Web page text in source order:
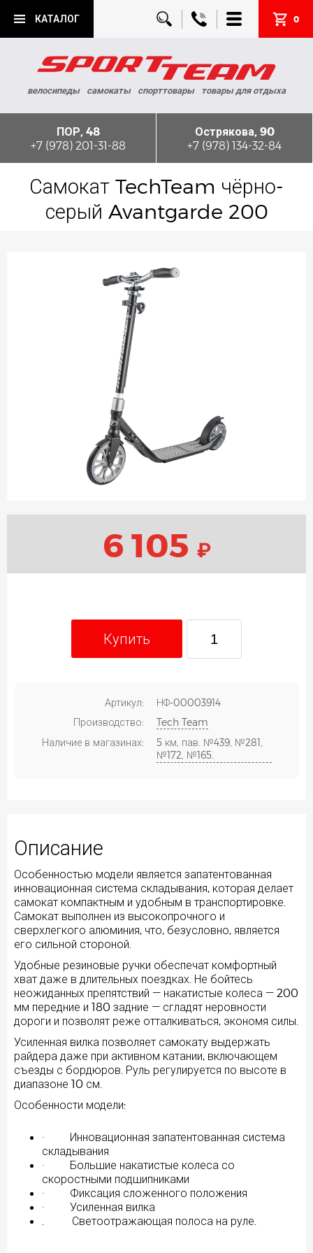
КАТАЛОГ 0
велосипеды самокаты спорттовары товары для отдыха
ПОР, 48
+7 (978) 201-31-88
Острякова, 90
+7 (978) 134-32-84
Самокат TechTeam чёрно-
серый Avantgarde 200
6 105 ₽
Купить
Артикул:
НФ-00003914
Производство:
Tech Team
Наличие в магазинах:
5 км, пав. №439, №281,
№172, №165.
Описание
Особенностью модели является запатентованная
инновационная система складывания, которая делает
самокат компактным и удобным в транспортировке.
Самокат выполнен из высокопрочного и
сверхлегкого алюминия, что, безусловно, является
его сильной стороной.
Удобные резиновые ручки обеспечат комфортный
хват даже в длительных поездках. Не бойтесь
неожиданных препятствий — накатистые колеса — 200
мм передние и 180 задние — сгладят неровности
дороги и позволят реже отталкиваться, экономя силы.
Усиленная вилка позволяет самокату выдержать
райдера даже при активном катании, включающем
съезды с бордюров. Руль регулируется по высоте в
диапазоне 10 см.
Особенности модели:
· Инновационная запатентованная система
складывания
· Большие накатистые колеса со
скоростными подшипниками
· Фиксация сложенного положения
· Усиленная вилка
. Светоотражающая полоса на руле.